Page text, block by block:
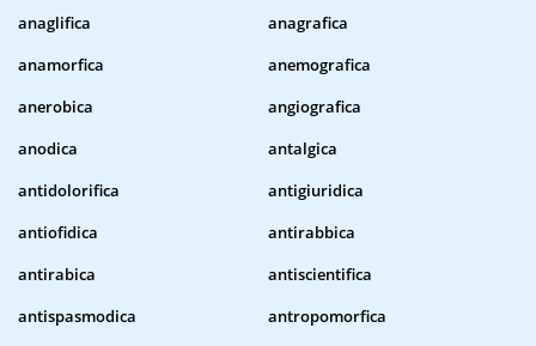
anaglifica
anagrafica
anamorfica
anemografica
anerobica
angiografica
anodica
antalgica
antidolorifica
antigiuridica
antiofidica
antirabbica
antirabica
antiscientifica
antispasmodica
antropomorfica